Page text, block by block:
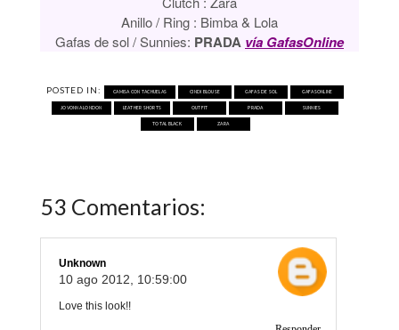
Anillo / Ring : Bimba & Lola
Gafas de sol / Sunnies: PRADA vía GafasOnline
POSTED IN: CAMISA CON TACHUELAS CINDI BLOUSE GAFAS DE SOL GAFASONLINE
JOVONNA LONDON LEATHER SHORTS OUTFIT PRADA SUNNIES
TOTAL BLACK ZARA
53 Comentarios:
Unknown
10 ago 2012, 10:59:00
Love this look!!